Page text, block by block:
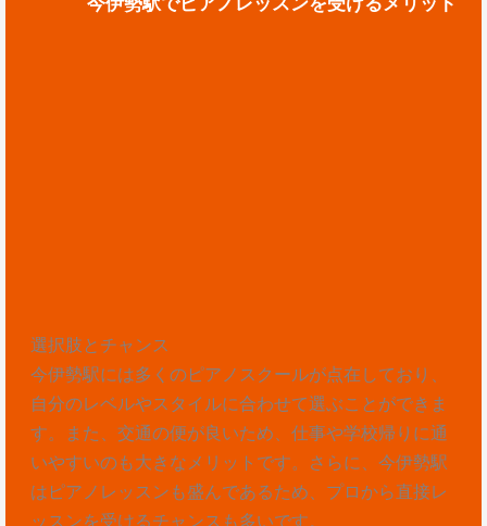
選択肢とチャンス
今伊勢駅には多くのピアノスクールが点在しており、
自分のレベルやスタイルに合わせて選ぶことができま
す。また、交通の便が良いため、仕事や学校帰りに通
いやすいのも大きなメリットです。さらに、今伊勢駅
はピアノレッスンも盛んであるため、プロから直接レ
ッスンを受けるチャンスも多いです。